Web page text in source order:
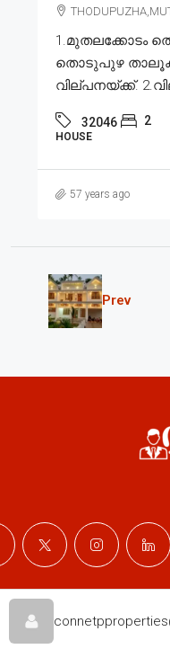
1.മുതലക്കോടം
തൊടുപുഴ താലൂക്ക്
വില്പനയ്ക്ക്.
32046 2
HOUSE
57 years ago
Prev
© Professional